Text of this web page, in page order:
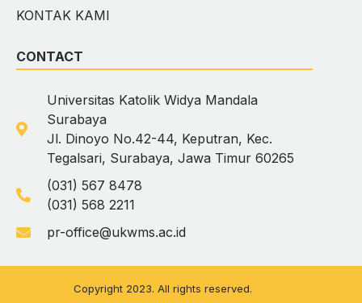
KONTAK KAMI
CONTACT
Universitas Katolik Widya Mandala
Surabaya
Jl. Dinoyo No.42-44, Keputran, Kec.
Tegalsari, Surabaya, Jawa Timur 60265
(031) 567 8478
(031) 568 2211
pr-office@ukwms.ac.id
Copyright 2023. All rights reserved.